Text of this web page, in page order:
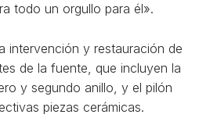
todo un orgullo para él».
intervención y restauración de
de la fuente, que incluyen la
y segundo anillo, y el pilón
piezas cerámicas.